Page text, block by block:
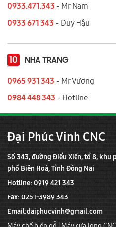
0933.471.343 - Mr Nam
0933 671 343 - Duy Hậu
10 NHA TRANG
0965 931 343 - Mr Vương
0984 448 343 - Hotline
Đại Phúc Vinh CNC
Số 343, đường Điểu Xiển, tổ 8, khu
phố Biên Hoà, Tỉnh Đồng Nai
Hotline: 0919 421 343
Fax: 0251-3989 343
Email:daiphucvinh@gmail.com